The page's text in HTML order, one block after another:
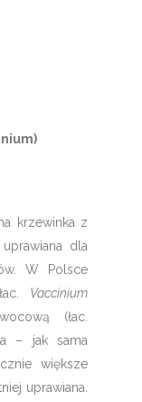
krzewinka z
dla
W Polsce
Vaccinium
(łac.
– jak sama
większe
uprawiana.